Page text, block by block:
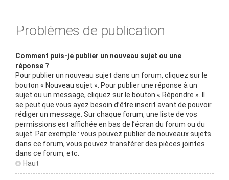
Problèmes de publication
Comment puis-je publier un nouveau sujet ou une
réponse ?
Pour publier un nouveau sujet dans un forum, cliquez sur le
bouton « Nouveau sujet ». Pour publier une réponse à un
sujet ou un message, cliquez sur le bouton « Répondre ». Il
se peut que vous ayez besoin d’être inscrit avant de pouvoir
rédiger un message. Sur chaque forum, une liste de vos
permissions est affichée en bas de l’écran du forum ou du
sujet. Par exemple : vous pouvez publier de nouveaux sujets
dans ce forum, vous pouvez transférer des pièces jointes
dans ce forum, etc.
Haut